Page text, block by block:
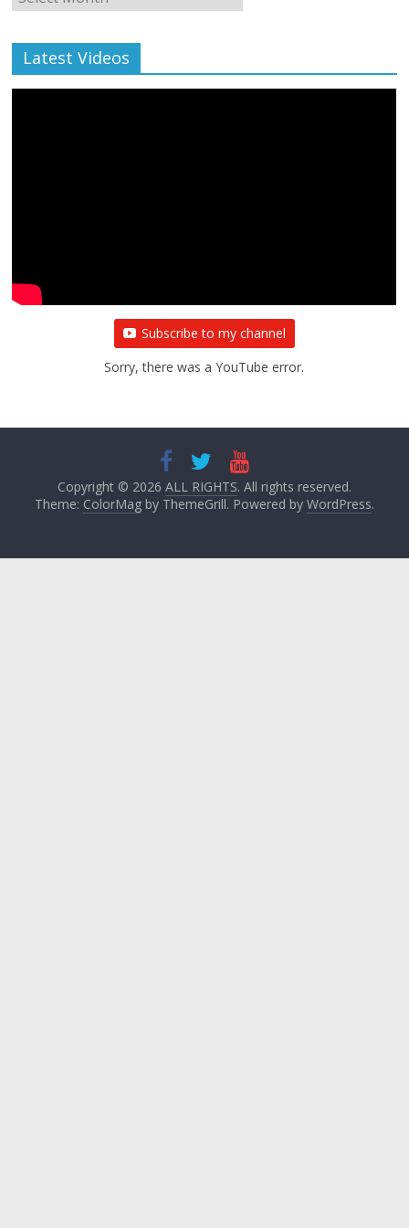
Archive
Latest Videos
Subscribe to my channel
Sorry, there was a YouTube error.
Copyright © 2026 ALL RIGHTS. All rights reserved.
Theme: ColorMagby ThemeGrill. Powered by WordPress.